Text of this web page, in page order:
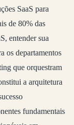
SaaS para
de 80% das
entender sua
os departamentos
que orquestram
a arquitetura
fundamentais